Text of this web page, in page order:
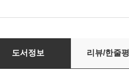
りました!入間くん if Episode of 魔
도서정보 리뷰/한줄평